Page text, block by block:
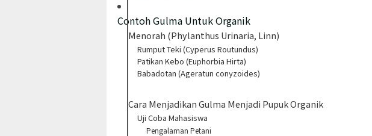
Contoh Gulma Untuk Organik
Menorah (Phylanthus Urinaria, Linn)
Rumput Teki (Cyperus Routundus)
Patikan Kebo (Euphorbia Hirta)
Babadotan (Ageratun conyzoides)
Cara Menjadikan Gulma Menjadi Pupuk Organik
Uji Coba Mahasiswa
Pengalaman Petani